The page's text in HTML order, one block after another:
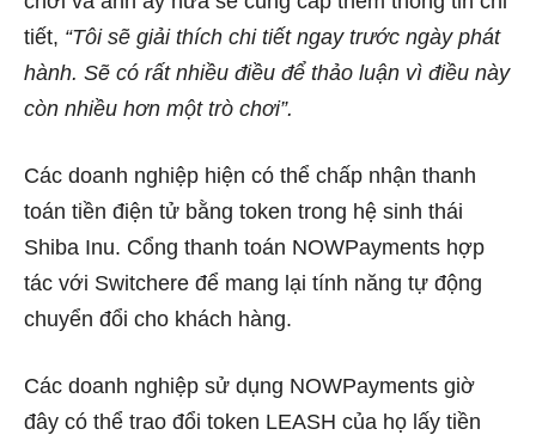
tiết, “Tôi sẽ giải thích chi tiết ngay trước ngày phát
hành. Sẽ có rất nhiều điều để thảo luận vì điều này
còn nhiều hơn một trò chơi”.
Các doanh nghiệp hiện có thể chấp nhận thanh
toán tiền điện tử bằng token trong hệ sinh thái
Shiba Inu. Cổng thanh toán NOWPayments hợp
tác với Switchere để mang lại tính năng tự động
chuyển đổi cho khách hàng.
Các doanh nghiệp sử dụng NOWPayments giờ
đây có thể trao đổi token LEASH của họ lấy tiền